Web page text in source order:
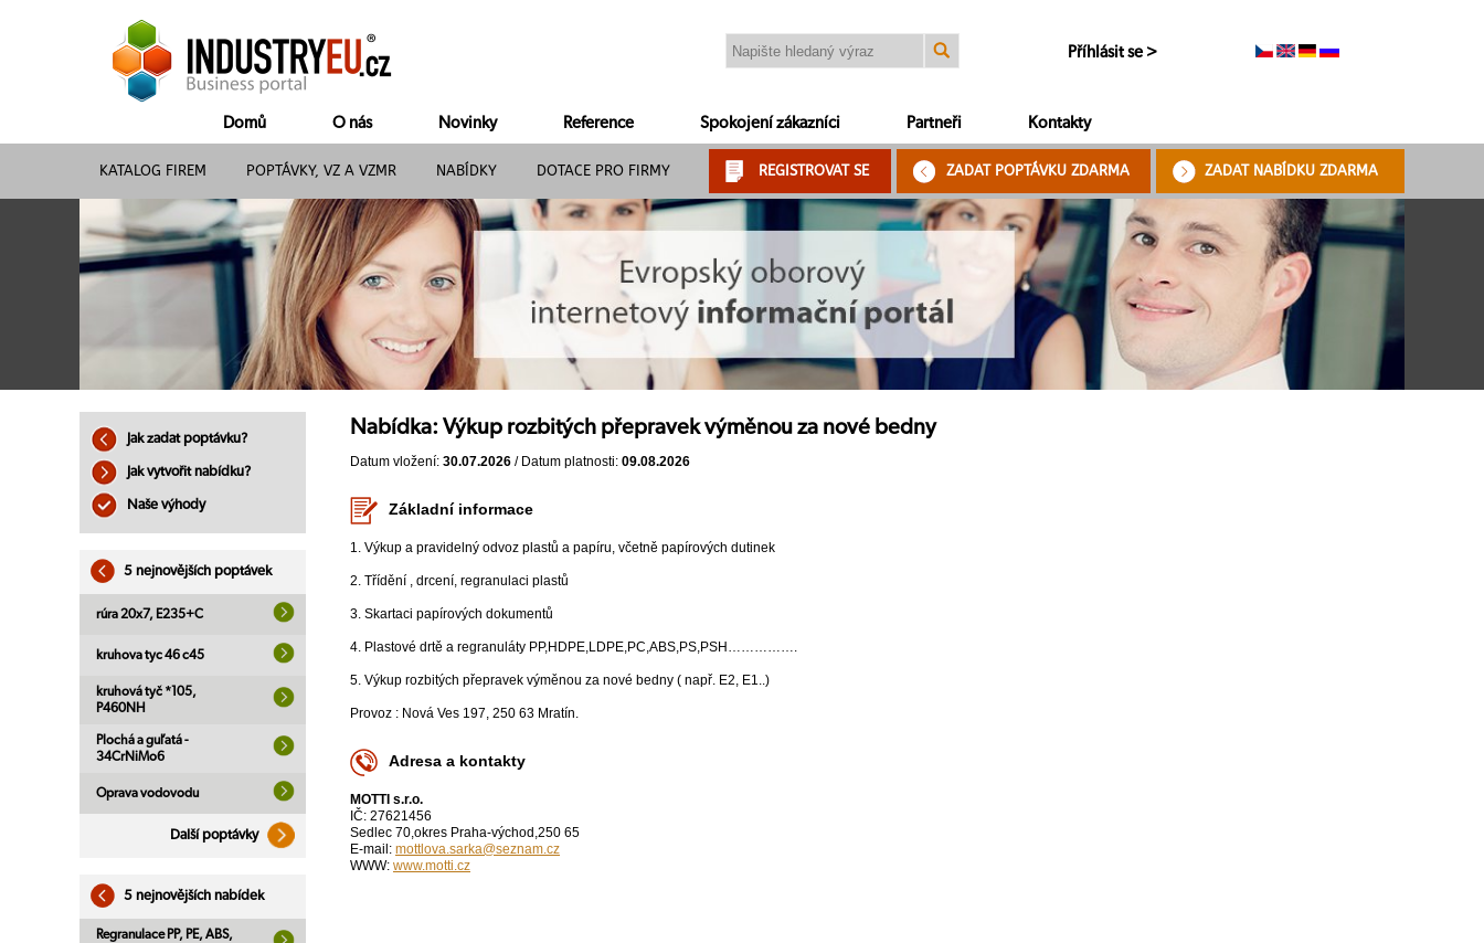
Příhlásit se >
Domů O nás Novinky Reference Spokojení zákazníci Partneři Kontakty
KATALOG FIREM POPTÁVKY, VZ A VZMR NABÍDKY DOTACE PRO FIRMY REGISTROVAT SE ZADAT POPTÁVKU ZDARMA ZADAT NABÍDKU ZDARMA
Jak zadat poptávku?
Jak vytvořit nabídku?
Naše výhody
5 nejnovějších poptávek
rúra 20x7, E235+C
kruhova tyc 46 c45
kruhová tyč *105,
P460NH
Plochá a guľatá -
34CrNiMo6
Oprava vodovodu
Další poptávky
5 nejnovějších nabídek
Regranulace PP, PE, ABS,
Nabídka: Výkup rozbitých přepravek výměnou za nové bedny
Datum vložení: 30.07.2026 / Datum platnosti: 09.08.2026
Základní informace
1. Výkup a pravidelný odvoz plastů a papíru, včetně papírových dutinek
2. Třídění , drcení, regranulaci plastů
3. Skartaci papírových dokumentů
4. Plastové drtě a regranuláty PP,HDPE,LDPE,PC,ABS,PS,PSH…………….
5. Výkup rozbitých přepravek výměnou za nové bedny ( např. E2, E1..)
Provoz : Nová Ves 197, 250 63 Mratín.
Adresa a kontakty
MOTTI s.r.o.
IČ: 27621456
Sedlec 70,okres Praha-východ,250 65
E-mail: mottlova.sarka@seznam.cz
WWW: www.motti.cz